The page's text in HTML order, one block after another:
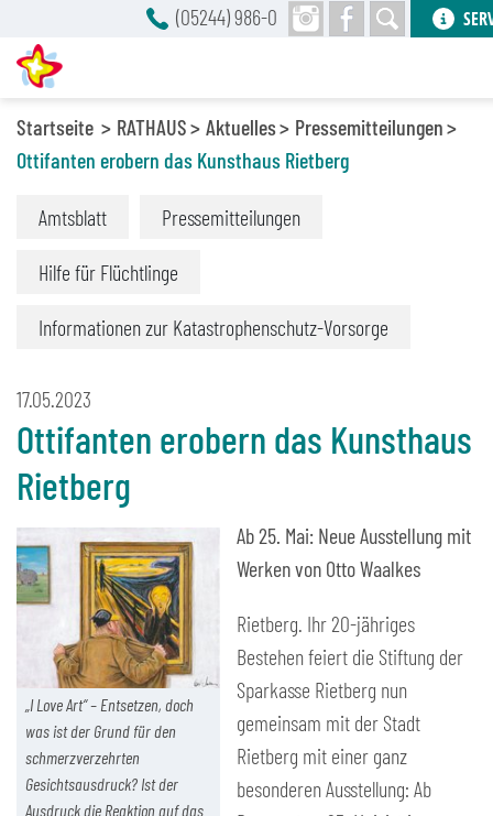
Startseite RATHAUS Aktuelles
Pressemitteilungen
Ottifanten erobern das Kunsthaus Rietberg
Amtsblatt Pressemitteilungen
Hilfe für Flüchtlinge
Informationen zur Katastrophenschutz-Vorsorge
17.05.2023
Ottifanten erobern das Kunsthaus
Rietberg
„I Love Art“ – Entsetzen, doch
was ist der Grund für den
schmerzverzehrten
Gesichtsausdruck? Ist der
Ausdruck die Reaktion auf das
Ab 25. Mai: Neue Ausstellung mit
Werken von Otto Waalkes
Rietberg. Ihr 20-jähriges
Bestehen feiert die Stiftung der
Sparkasse Rietberg nun
gemeinsam mit der Stadt
Rietberg mit einer ganz
besonderen Ausstellung: Ab
(05244) 986-0